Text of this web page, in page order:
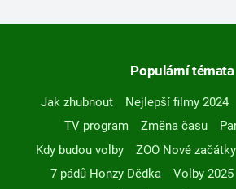
Populární témata
Jak zhubnout Nejlepší filmy 2024
TV program
Změna času
Kdy budou volby
ZOO Nové začátky
7 pádů Honzy Dědka
Volby 2025